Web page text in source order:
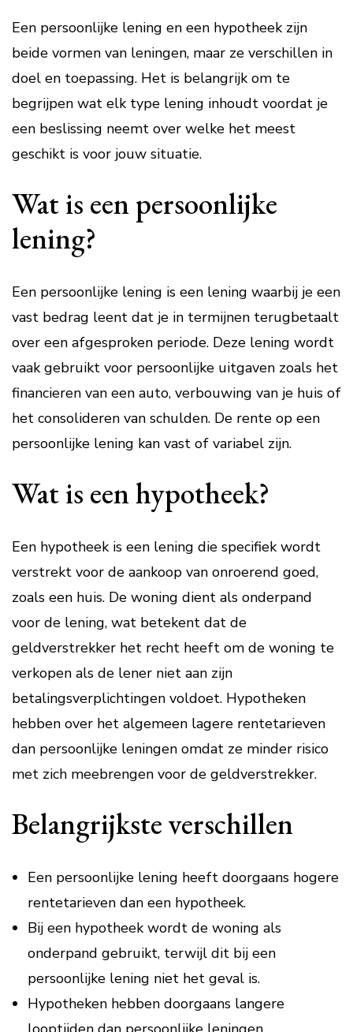
Een persoonlijke lening en een hypotheek zijn
beide vormen van leningen, maar ze verschillen in
doel en toepassing. Het is belangrijk om te
begrijpen wat elk type lening inhoudt voordat je
een beslissing neemt over welke het meest
geschikt is voor jouw situatie.
Wat is een persoonlijke
lening?
Een persoonlijke lening is een lening waarbij je een
vast bedrag leent dat je in termijnen terugbetaalt
over een afgesproken periode. Deze lening wordt
vaak gebruikt voor persoonlijke uitgaven zoals het
financieren van een auto, verbouwing van je huis of
het consolideren van schulden. De rente op een
persoonlijke lening kan vast of variabel zijn.
Wat is een hypotheek?
Een hypotheek is een lening die specifiek wordt
verstrekt voor de aankoop van onroerend goed,
zoals een huis. De woning dient als onderpand
voor de lening, wat betekent dat de
geldverstrekker het recht heeft om de woning te
verkopen als de lener niet aan zijn
betalingsverplichtingen voldoet. Hypotheken
hebben over het algemeen lagere rentetarieven
dan persoonlijke leningen omdat ze minder risico
met zich meebrengen voor de geldverstrekker.
Belangrijkste verschillen
Een persoonlijke lening heeft doorgaans hogere
rentetarieven dan een hypotheek.
Bij een hypotheek wordt de woning als
onderpand gebruikt, terwijl dit bij een
persoonlijke lening niet het geval is.
Hypotheken hebben doorgaans langere